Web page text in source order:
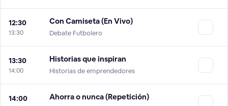
12:30
13:30
Con Camiseta (En Vivo)
Debate Futbolero
13:30
14:00
Historias que inspiran
Historias de emprendedores
14:00 Ahorra o nunca (Repetición)